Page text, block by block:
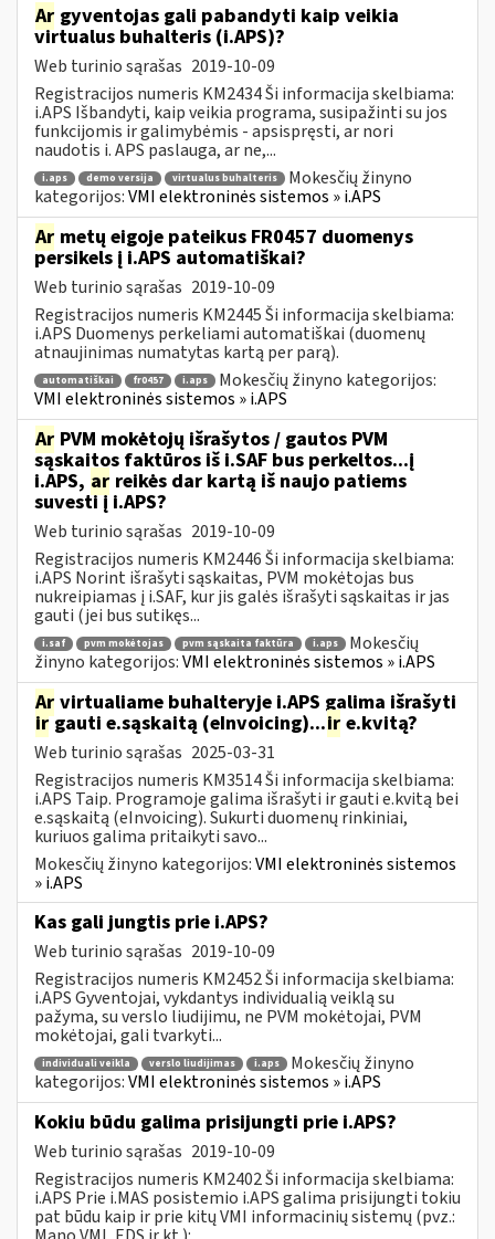
Ar gyventojas gali pabandyti kaip veikia
virtualus buhalteris (i.APS)?
Web turinio sąrašas 2019-10-09
Registracijos numeris KM2434 Ši informacija skelbiama:
i.APS Išbandyti, kaip veikia programa, susipažinti su jos
funkcijomis ir galimybėmis - apsispręsti, ar nori
naudotis i. APS paslauga, ar ne,...
i.aps demo versija virtualus buhalteris
Mokesčių žinyno
kategorijos:VMI elektroninės sistemos » i.APS
Ar metų eigoje pateikus FR0457 duomenys
persikels į i.APS automatiškai?
Web turinio sąrašas 2019-10-09
Registracijos numeris KM2445 Ši informacija skelbiama:
i.APS Duomenys perkeliami automatiškai (duomenų
atnaujinimas numatytas kartą per parą).
automatiškai fr0457 i.aps
Mokesčių žinyno kategorijos:
VMI elektroninės sistemos » i.APS
Ar PVM mokėtojų išrašytos / gautos PVM
sąskaitos faktūros iš i.SAF bus perkeltos...į
i.APS, ar reikės dar kartą iš naujo patiems
suvesti į i.APS?
Web turinio sąrašas 2019-10-09
Registracijos numeris KM2446 Ši informacija skelbiama:
i.APS Norint išrašyti sąskaitas, PVM mokėtojas bus
nukreipiamas į i.SAF, kur jis galės išrašyti sąskaitas ir jas
gauti (jei bus sutikęs...
i.saf pvm mokėtojas pvm sąskaita faktūra i.aps
Mokesčių
žinyno kategorijos:VMI elektroninės sistemos » i.APS
Ar virtualiame buhalteryje i.APS galima išrašyti
irgauti e.sąskaitą (eInvoicing)...ir e.kvitą?
Web turinio sąrašas 2025-03-31
Registracijos numeris KM3514 Ši informacija skelbiama:
i.APS Taip. Programoje galima išrašyti ir gauti e.kvitą bei
e.sąskaitą (eInvoicing). Sukurti duomenų rinkiniai,
kuriuos galima pritaikyti savo...
Mokesčių žinyno kategorijos:VMI elektroninės sistemos
» i.APS
Kas gali jungtis prie i.APS?
Web turinio sąrašas 2019-10-09
Registracijos numeris KM2452 Ši informacija skelbiama:
i.APS Gyventojai, vykdantys individualią veiklą su
pažyma, su verslo liudijimu, ne PVM mokėtojai, PVM
mokėtojai, gali tvarkyti...
individuali veikla verslo liudijimas i.aps
Mokesčių žinyno
kategorijos:VMI elektroninės sistemos » i.APS
Kokiu būdu galima prisijungti prie i.APS?
Web turinio sąrašas 2019-10-09
Registracijos numeris KM2402 Ši informacija skelbiama:
i.APS Prie i.MAS posistemio i.APS galima prisijungti tokiu
pat būdu kaip ir prie kitų VMI informacinių sistemų (pvz.: